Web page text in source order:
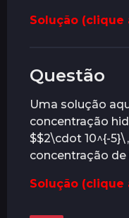
Solução (clique
Questão
Uma solução
concentração
$$2\cdot 10^{-
concentração
Solução (clique